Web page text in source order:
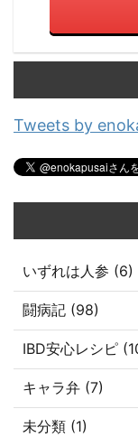
Tweets by
いずれは人参 (6)
闘病記 (98)
IBD安心レシピ
キャラ弁 (7)
未分類 (1)